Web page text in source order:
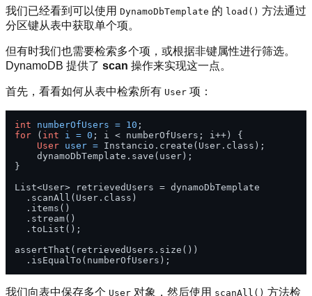
我们已经看到可以使用 DynamoDbTemplate 的 load() 方法通过
分区键从表中获取单个项。
但有时我们也需要检索多个项，或根据非键属性进行筛选。
DynamoDB 提供了 scan 操作来实现这一点。
首先，看看如何从表中检索所有 User 项：
int numberOfUsers = 10
for ( int i = 0 ; i < numberOfUsers; i++) {
User user = Instancio.create(User.class);
    dynamoDbTemplate.save(user);
}
List<User> retrievedUsers = dynamoDbTemplate
  .scanAll(User.class)
  .items()
  .stream()
  .toList();
assertThat(retrievedUsers.size())
我们向表中保存多个 User 对象，然后使用 scanAll() 方法检